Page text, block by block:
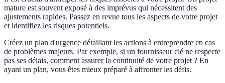
mature est souvent exposé à des imprévus qui nécessitent des
ajustements rapides. Passez en revue tous les aspects de votre projet
et identifiez les risques potentiels.
Créez un plan d'urgence détaillant les actions à entreprendre en cas
de problèmes majeurs. Par exemple, si un fournisseur clé ne respecte
pas ses délais, comment assurer la continuité de votre projet ? En
ayant un plan, vous êtes mieux préparé à affronter les défis.